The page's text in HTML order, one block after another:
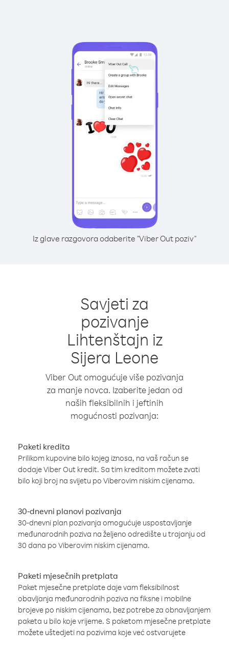
Iz glave razgovora odaberite "Viber Out poziv"
Savjeti za
pozivanje
Lihtenštajn iz
Sijera Leone
Viber Out omogućuje više pozivanja
za manje novca. Izaberite jedan od
naših fleksibilnih i jeftinih
mogućnosti pozivanja:
Paketi kredita
Prilikom kupovine bilo kojeg iznosa, na vaš račun se
dodaje Viber Out kredit. Sa tim kreditom možete zvati
bilo koji broj na svijetu po Viberovim niskim cijenama.
30-dnevni planovi pozivanja
30-dnevni plan pozivanja omogućuje uspostavljanje
međunarodnih poziva na željeno odredište u trajanju od
30 dana po Viberovim niskim cijenama.
Paketi mjesečnih pretplata
Paket mjesečne pretplate daje vam fleksibilnost
obavljanja međunarodnih poziva na fiksne i mobilne
brojeve po niskim cijenama, bez potrebe za obnavljanjem
paketa u bilo koje vrijeme. S paketom mjesečne pretplate
možete uštedjeti na pozivima koje već ostvarujete